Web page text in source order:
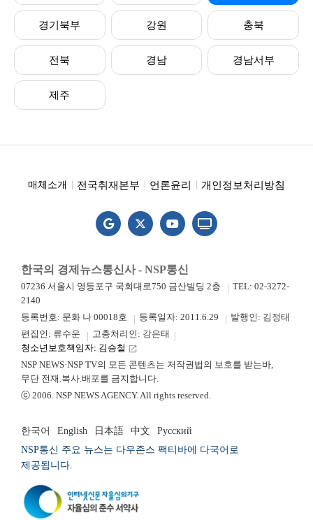
경기북부 강원 충북
전북 경남 경남서부
제주
매체소개 전국취재본부 언론윤리 개인정보처리방침
한국의 경제뉴스통신사 - NSP통신
07236 서울시 영등포구 국회대로750 금산빌딩 2층
TEL: 02-3272-
2140
등록번호: 문화 나 00018호
등록일자: 2011.6.29
발행인: 김정태
편집인: 류수운
고충처리인: 강은태
청소년보호책임자: 김승철 launch
NSP NEWS·NSP TV의 모든 콘텐츠는 저작권법의 보호를 받는바,
무단 전재.복사.배포를 금지합니다.
ⓒ 2006. NSP NEWS AGENCY. All rights reserved.
한국어 English 日本語 中文
Русский
NSP통신 주요 뉴스는 다우존스 팩티바에 다국어로
제공됩니다.